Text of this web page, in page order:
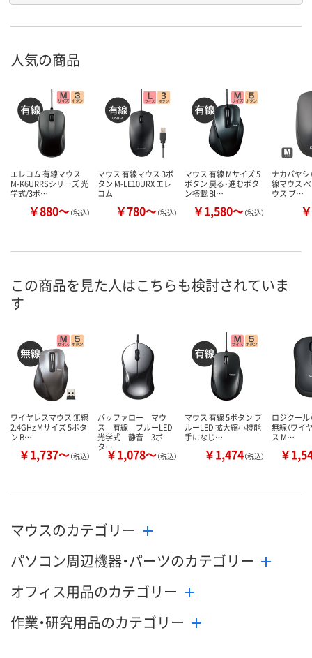
人気の商品
エレコム 有線マウス
M-K6URRSシリーズ 光
学式/3ボ…
￥880～（税込）
マウス 有線マウス 3ボ
タン M-LE10URX エレ
コム
￥780～（税込）
マウス 有線 Mサイズ 5
ボタン 戻る・進むボタ
ン搭載 Bl…
￥1,580～（税込）
ナカバヤシ
線マウス
ウス ブ…
この商品を見た人はこちらも検討されていま
す
ワイヤレスマウス 無線
2.4GHz Mサイズ 5ボタ
ン B…
￥1,737～（税込）
バッファロー マウ
ス 有線 ブルーLED
光学式 静音 3ボ
タ…￥1,078～（税込）
マウス 有線 5ボタン ブ
ルーLED 拡大縮小機能
手になじ…
￥1,474（税込）
ロジクール
無線（ワイ
ス M…
￥
マウスのカテゴリー
パソコン周辺機器・パーツのカテゴリー
オフィス用品のカテゴリー
作業・研究用品のカテゴリー